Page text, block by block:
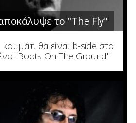
το "The Fly"
θα είναι b-side στο
"Boots On The Ground"